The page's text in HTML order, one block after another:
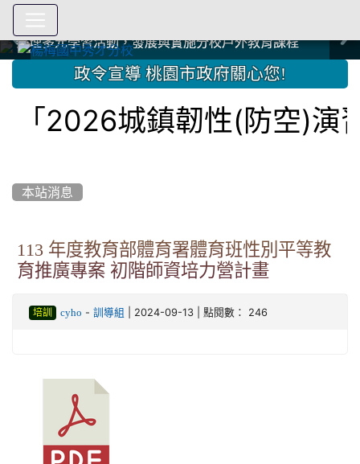
中國信託商業銀行 2023.04.22 愛傳球計畫
中國信託商業銀行 2023.04.22 愛傳球計畫
辦理多元學習活動，發展與實施分校戶外教育課程
辦理多元學習活動，發展與實施分校戶外教育課程
爭取社會資源，傳愛與溫暖：2024.3.19 桃園市家長會與桃
園女子美容商業童也工會義剪活動
爭取社會資源，傳愛與溫暖：2024.3.19 桃園市家長會與桃
園女子美容商業童也工會義剪活動
112學年度畢業學生與師長合照
112學年度畢業學生與師長合照
辦理多元學習活動，發展與實施分校戶外教育課程
辦理多元學習活動，發展與實施分校戶外教育課程
爭取社會資源，傳愛與溫暖：110.12.22 國際獅子會與本校
師生歲末感恩活動
爭取社會資源，傳愛與溫暖：110.12.22 國際獅子會與本校
師生歲末感恩活動
爭取社會資源，傳愛與溫暖：110.12.22 國際獅子會贈送本
校學生耶誕禮物
爭取社會資源，傳愛與溫暖：110.12.22 國際獅子會贈送本
校學生耶誕禮物
112.9.27參觀客家博覽會
112.9.27參觀客家博覽會
2023.12.27 國際獅子會贈送本校學生耶誕禮物
2023.12.27 國際獅子會贈送本校學生耶誕禮物
2023.12.27 國際獅子會贊助本校學生獎助學金
2023.12.27 國際獅子會贊助本校學生獎助學金
2023.12.27 聖誕感恩歌謠競賽；本校師生與國際獅子會獅
兄、師姐同樂
2023.12.27 聖誕感恩歌謠競賽；本校師生與國際獅子會獅
兄、師姐同樂
建置優質學習空間；合作互惠，建立良善公共關係
建置優質學習空間；合作互惠，建立良善公共關係
::: 政令宣導 桃園市政府關心您!
城鎮韌性(防空)演習
本站消息
113 年度教育部體育署體育班性別平等教
育推廣專案 初階師資培力營計畫
培訓 cyho - 訓導組 | 2024-09-13 | 點閱數： 246